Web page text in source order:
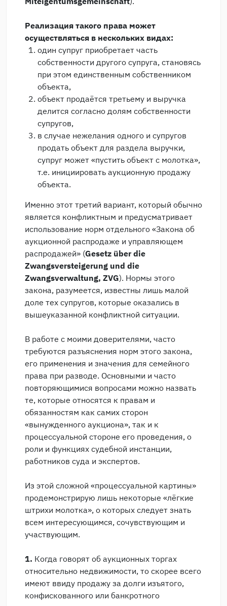
Реализация такого права может
осуществляться в нескольких видах:
один супруг приобретает часть
собственности другого супруга, становясь
при этом единственным собственником
объекта,
объект продаётся третьему и выручка
делится согласно долям собственности
супругов,
в случае нежелания одного и супругов
продать объект для раздела выручки,
супруг может «пустить объект с молотка»,
т.е. инициировать аукционную продажу
объекта.
Именно этот третий вариант, который обычно
является конфликтным и предусматривает
использование норм отдельного «Закона об
аукционной распродаже и управляющем
распродажей» (Gesetz über die
Zwangsversteigerung und die
Zwangsverwaltung, ZVG). Нормы этого
закона, разумеется, известны лишь малой
доле тех супругов, которые оказались в
вышеуказанной конфликтной ситуации.
В работе с моими доверителями, часто
требуются разъяснения норм этого закона,
его применения и значения для семейного
права при разводе. Основными и часто
повторяющимися вопросами можно назвать
те, которые относятся к правам и
обязанностям как самих сторон
«вынужденного аукциона», так и к
процессуальной стороне его проведения, о
роли и функциях судебной инстанции,
работников суда и экспертов.
Из этой сложной «процессуальной картины»
продемонстрирую лишь некоторые «лёгкие
штрихи молотка», о которых следует знать
всем интересующимся, сочувствующим и
участвующим.
1. Когда говорят об аукционных торгах
относительно недвижимости, то скорее всего
имеют ввиду продажу за долги изъятого,
конфискованного или банкротного